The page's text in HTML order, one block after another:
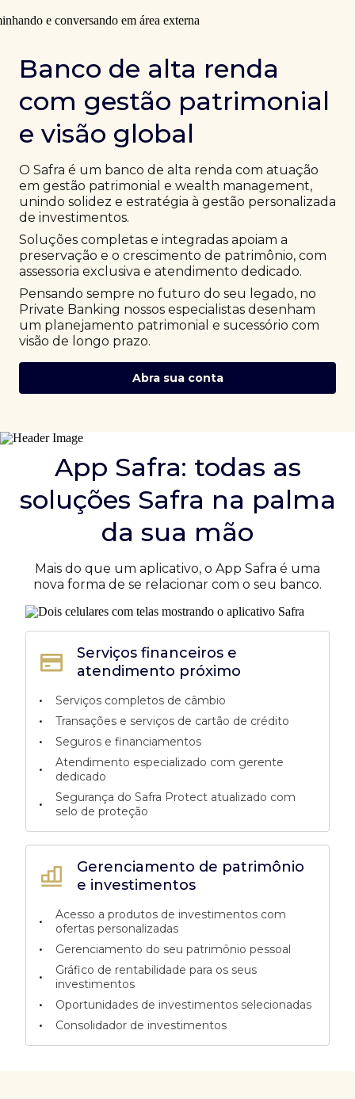
Banco de alta renda
com gestão patrimonial
e visão global
O Safra é um banco de alta renda com atuação
em gestão patrimonial e wealth management,
unindo solidez e estratégia à gestão personalizada
de investimentos.
Soluções completas e integradas apoiam a
preservação e o crescimento de patrimônio, com
assessoria exclusiva e atendimento dedicado.
Pensando sempre no futuro do seu legado, no
Private Banking nossos especialistas desenham
um planejamento patrimonial e sucessório com
visão de longo prazo.
Abra sua conta
App Safra: todas as
soluções Safra na palma
da sua mão
Mais do que um aplicativo, o App Safra é uma
nova forma de se relacionar com o seu banco.
Gerenciamento de patrimônio
e investimentos
•
Acesso a produtos de investimentos com
ofertas personalizadas
• Gerenciamento do seu patrimônio pessoal
•
Gráfico de rentabilidade para os seus
investimentos
• Oportunidades de investimentos selecionadas
• Consolidador de investimentos
Serviços financeiros e
atendimento próximo
•
Serviços completos de câmbio
• Transações e serviços de cartão de crédito
• Seguros e financiamentos
•
Atendimento especializado com gerente
dedicado
•
Segurança do Safra Protect atualizado com
selo de proteção